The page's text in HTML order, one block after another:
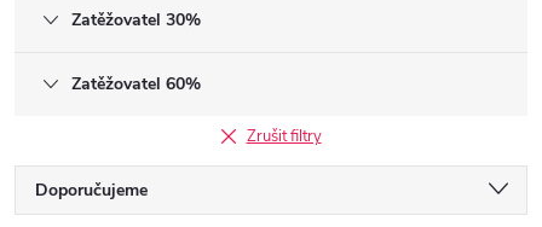
Zatěžovatel 30%
Zatěžovatel 60%
Zrušit filtry
Řazení produktů
Doporučujeme